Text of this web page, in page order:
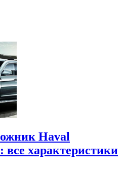
Haval
все характеристики